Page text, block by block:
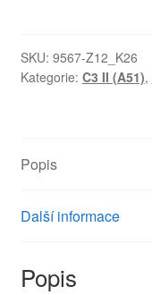
okna
Citroën
9223F9
SKU: 9567-Z12_K26
Kategorie: C3 II (A51),
Popis
Další informace
Popis